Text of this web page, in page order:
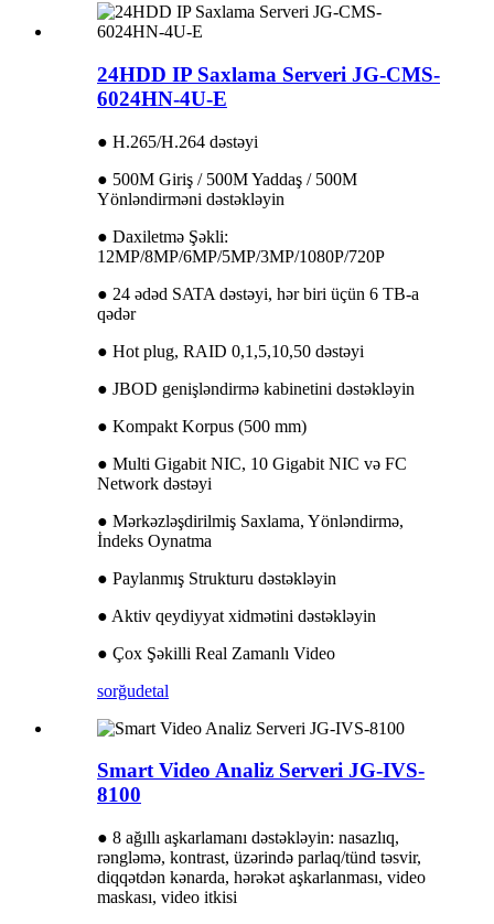
24HDD IP Saxlama Serveri JG-CMS-
6024HN-4U-E
● H.265/H.264 dəstəyi
● 500M Giriş / 500M Yaddaş / 500M
Yönləndirməni dəstəkləyin
● Daxiletmə Şəkli:
12MP/8MP/6MP/5MP/3MP/1080P/720P
● 24 ədəd SATA dəstəyi, hər biri üçün 6 TB-a
qədər
● Hot plug, RAID 0,1,5,10,50 dəstəyi
● JBOD genişləndirmə kabinetini dəstəkləyin
● Kompakt Korpus (500 mm)
● Multi Gigabit NIC, 10 Gigabit NIC və FC
Network dəstəyi
● Mərkəzləşdirilmiş Saxlama, Yönləndirmə,
İndeks Oynatma
● Paylanmış Strukturu dəstəkləyin
● Aktiv qeydiyyat xidmətini dəstəkləyin
● Çox Şəkilli Real Zamanlı Video
sorğudetal
Smart Video Analiz Serveri JG-IVS-
8100
● 8 ağıllı aşkarlamanı dəstəkləyin: nasazlıq,
rəngləmə, kontrast, üzərində parlaq/tünd təsvir,
diqqətdən kənarda, hərəkət aşkarlanması, video
maskası, video itkisi